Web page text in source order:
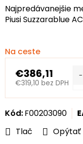
Najpredávanejšie
Piusi Suzzarablue
Tlač Opýtať
Kód:F00203090
Na ceste
€386,11
€319,10 bez DPH